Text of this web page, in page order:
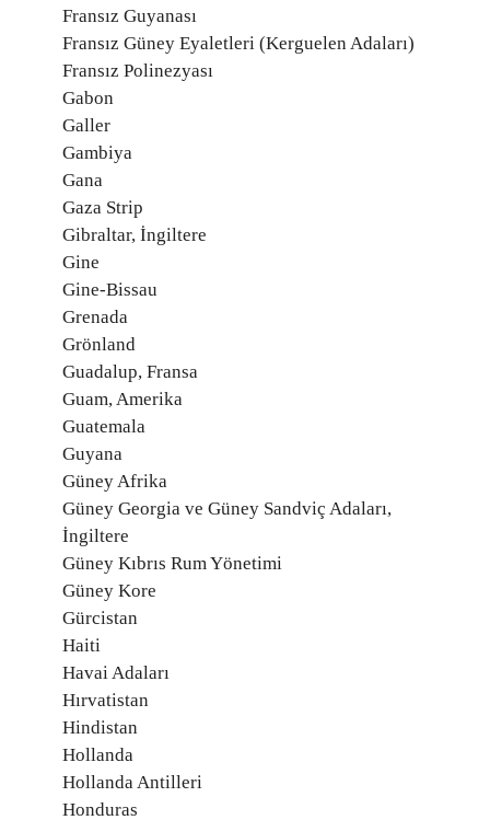
Fransız Guyanası
Fransız Güney Eyaletleri (Kerguelen Adaları)
Fransız Polinezyası
Gabon
Galler
Gambiya
Gana
Gaza Strip
Gibraltar, İngiltere
Gine
Gine-Bissau
Grenada
Grönland
Guadalup, Fransa
Guam, Amerika
Guatemala
Guyana
Güney Afrika
Güney Georgia ve Güney Sandviç Adaları,
İngiltere
Güney Kıbrıs Rum Yönetimi
Güney Kore
Gürcistan
Haiti
Havai Adaları
Hırvatistan
Hindistan
Hollanda
Hollanda Antilleri
Honduras